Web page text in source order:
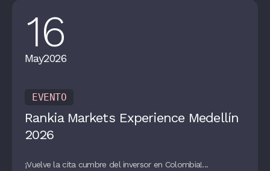
16
May2026
EVENTO
Rankia Markets Experience Medellín
2026
¡Vuelve la cita cumbre del inversor en Colombia!...